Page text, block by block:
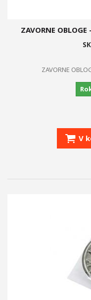
ZAVORNE
ZAVORNE
V